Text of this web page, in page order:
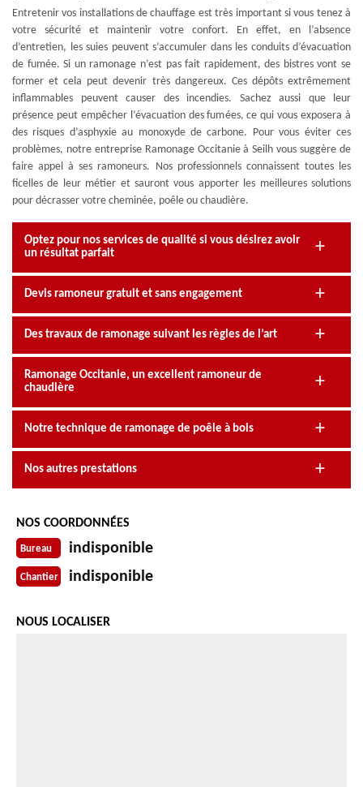
Entretenir vos installations de chauffage est très important si vous tenez à
votre sécurité et maintenir votre confort. En effet, en l’absence
d’entretien, les suies peuvent s’accumuler dans les conduits d’évacuation
de fumée. Si un ramonage n’est pas fait rapidement, des bistres vont se
former et cela peut devenir très dangereux. Ces dépôts extrêmement
inflammables peuvent causer des incendies. Sachez aussi que leur
présence peut empêcher l’évacuation des fumées, ce qui vous exposera à
des risques d’asphyxie au monoxyde de carbone. Pour vous éviter ces
problèmes, notre entreprise Ramonage Occitanie à Seilh vous suggère de
faire appel à ses ramoneurs. Nos professionnels connaissent toutes les
ficelles de leur métier et sauront vous apporter les meilleures solutions
pour décrasser votre cheminée, poêle ou chaudière.
Optez pour nos services de qualité si vous désirez avoir
un résultat parfait
Devis ramoneur gratuit et sans engagement
Des travaux de ramonage suivant les règles de l’art
Ramonage Occitanie, un excellent ramoneur de
chaudière
Notre technique de ramonage de poêle à bois
Nos autres prestations
NOS COORDONNÉES
Bureau indisponible
Chantier indisponible
NOUS LOCALISER